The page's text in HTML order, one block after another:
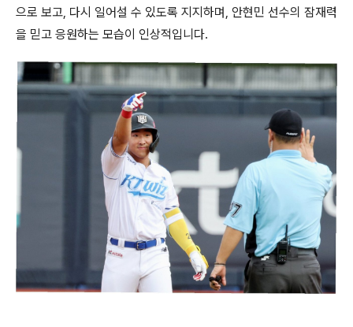
으로 보고, 다시 일어설 수 있도록 지지하며, 안현민 선수의 잠재력
을 믿고 응원하는 모습이 인상적입니다.